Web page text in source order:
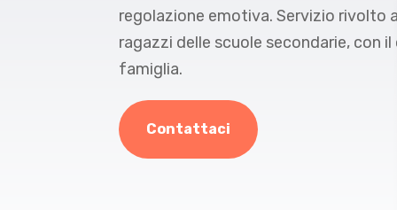
regolazione emotiva. Servizio rivolto
ragazzi delle scuole secondarie, con
famiglia.
Contattaci